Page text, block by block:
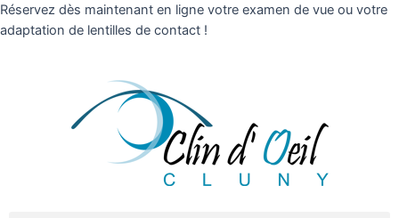
Réservez dès maintenant en ligne votre examen de vue ou votre
adaptation de lentilles de contact !